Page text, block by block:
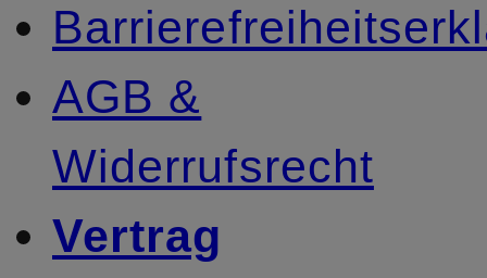
AGB &
Widerrufsrecht
Vertrag